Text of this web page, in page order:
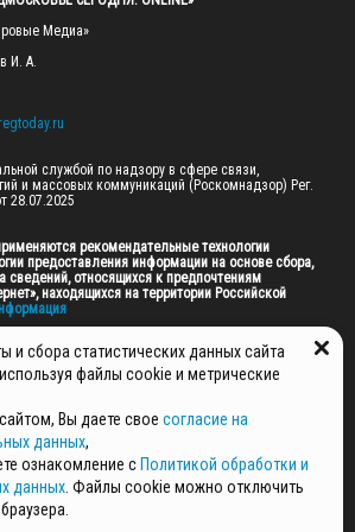
Медиа»
И. А.
службой по надзору в сфере связи,
и массовых коммуникаций (Роскомнадзор) Рег.
28.07.2025
рекомендательные технологии
предоставления информации на основе сбора,
сведений, относящихся к предпочтениям
находящихся на территории Российской
САЙТА ПРИНАДЛЕЖАТ ГАУ МО "ЦИФРОВЫЕ
И ЗАЩИТЫ ПЕРСОНАЛЬНЫХ ДАННЫХ
и сбора статистических данных сайта
файлы cookie и метрические
Вы даете свое согласие на
данных,
ознакомление с Политикой обработки и
данных . Файлы cookie можно отключить